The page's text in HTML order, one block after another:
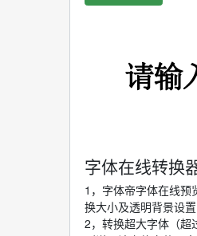
字体在线转换
1，字体帝字体在线预
换大小及透明背景设
2，转换超大字体（超